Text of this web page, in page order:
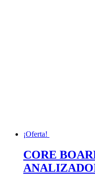
¡Oferta!
CORE